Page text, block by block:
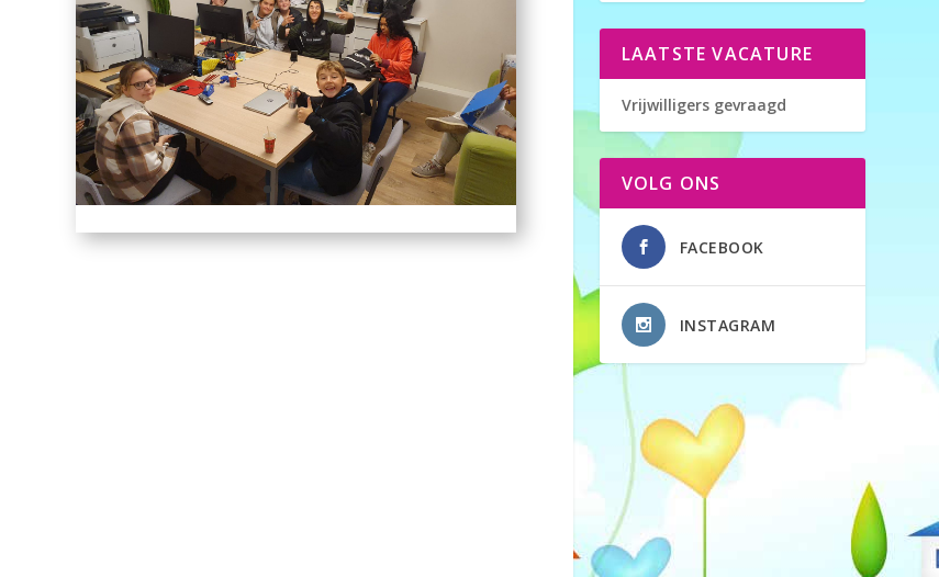
LAATSTE VACATURE
Vrijwilligers gevraagd
VOLG ONS
FACEBOOK
INSTAGRAM